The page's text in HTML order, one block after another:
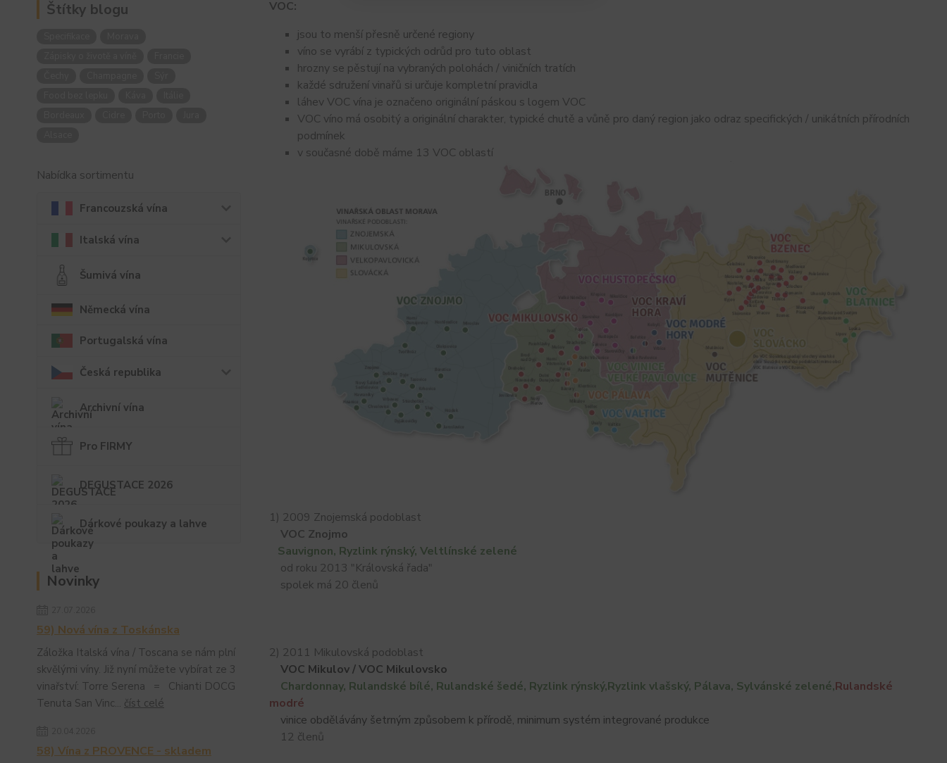
Štítky blogu
Nabídka sortimentu
Francouzská vína
Italská vína
Šumivá vína
Německá vína
Portugalská vína
Česká republika
Archivní vína
Pro FIRMY
DEGUSTACE 2026
Dárkové poukazy a lahve
Novinky
59) Nová vína z Toskánska
Záložka Italská vína / Toscana se nám plní
skvělými víny. Již nyní můžete vybírat ze 3
vinařství: Torre Serena = Chianti DOCG
Tenuta San Vinc... číst celé
58) Vína z PROVENCE - skladem
VOC:
jsou to menší přesně určené regiony
víno se vyrábí z typických odrůd pro tuto oblast
hrozny se pěstují na vybraných polohách / viničních tratích
každé sdružení vinařů si určuje kompletní pravidla
láhev VOC vína je označeno originální páskou s logem VOC
VOC víno má osobitý a originální charakter, typické chutě a vůně pro daný region jako odraz specifických / unikátních přírodních
podmínek
v současné době máme 13 VOC oblastí
1) 2009 Znojemská podoblast
VOC Znojmo
Sauvignon, Ryzlink rýnský, Veltlínské zelené
od roku 2013 "Královská řada"
spolek má 20 členů
2) 2011 Mikulovská podoblast
VOC Mikulov / VOC Mikulovsko
Chardonnay, Rulandské bílé, Rulandské šedé, Ryzlink rýnský,Ryzlink vlašský, Pálava, Sylvánské zelené,Rulandské
modré
vinice obdělávány šetrným způsobem k přírodě, minimum systém integrované produkce
12 členů